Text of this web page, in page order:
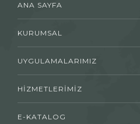
ANA SAYFA
KURUMSAL
UYGULAMALARIMIZ
HİZMETLERİMİZ
E-KATALOG